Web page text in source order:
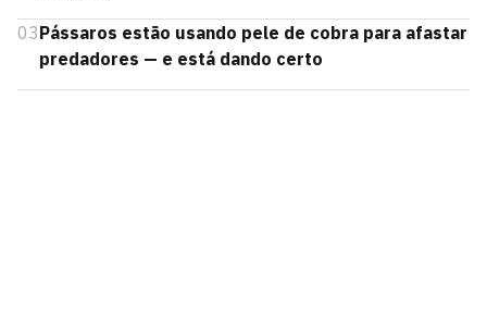
03Pássaros estão usando pele de cobra para afastar
predadores — e está dando certo